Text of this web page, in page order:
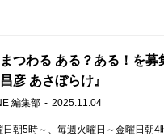
つわる ある？ある！を募
彦 あさぼらけ』
編集部 2025.11.04
朝5時～、毎週火曜日～金曜日朝4